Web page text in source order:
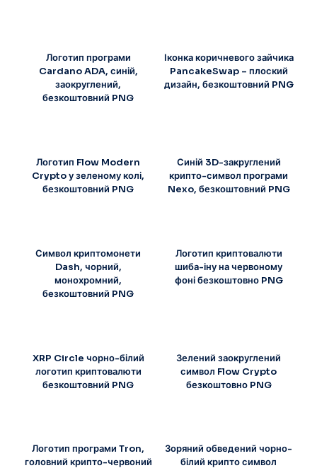
Логотип програми
Cardano ADA, синій,
заокруглений,
безкоштовний PNG
Іконка коричневого зайчика
PancakeSwap – плоский
дизайн, безкоштовний PNG
Логотип Flow Modern
Crypto у зеленому колі,
безкоштовний PNG
Синій 3D-закруглений
крипто-символ програми
Nexo, безкоштовний PNG
Символ криптомонети
Dash, чорний,
монохромний,
безкоштовний PNG
Логотип криптовалюти
шиба-іну на червоному
фоні безкоштовно PNG
XRP Circle чорно-білий
логотип криптовалюти
безкоштовний PNG
Зелений заокруглений
символ Flow Crypto
безкоштовно PNG
Логотип програми Tron,
головний крипто-червоний
Зоряний обведений чорно-
білий крипто символ